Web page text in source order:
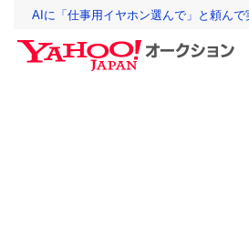
AIに「仕事用イヤホン選んで」と頼んで